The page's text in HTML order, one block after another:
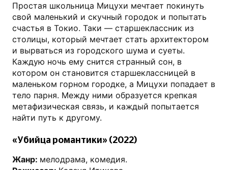
Простая школьница Мицухи мечтает покинуть
свой маленький и скучный городок и попытать
счастья в Токио. Таки — старшеклассник из
столицы, который мечтает стать архитектором
и вырваться из городского шума и суеты.
Каждую ночь ему снится странный сон, в
котором он становится старшеклассницей в
маленьком горном городке, а Мицухи попадает в
тело парня. Между ними образуется крепкая
метафизическая связь, и каждый попытается
найти путь к другому.
«Убийца романтики» (2022)
Жанр: мелодрама, комедия.